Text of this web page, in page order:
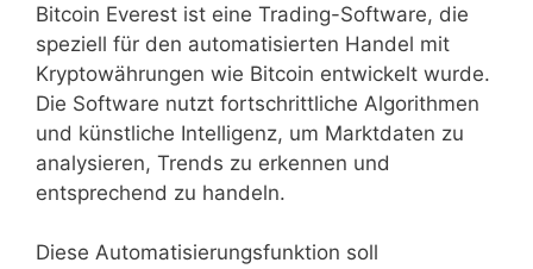
Bitcoin Everest ist eine Trading-Software, die
speziell für den automatisierten Handel mit
Kryptowährungen wie Bitcoin entwickelt wurde.
Die Software nutzt fortschrittliche Algorithmen
und künstliche Intelligenz, um Marktdaten zu
analysieren, Trends zu erkennen und
entsprechend zu handeln.
Diese Automatisierungsfunktion soll